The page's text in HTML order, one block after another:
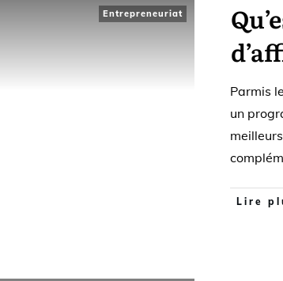
Entrepreneuriat
Parmis
un
Lire